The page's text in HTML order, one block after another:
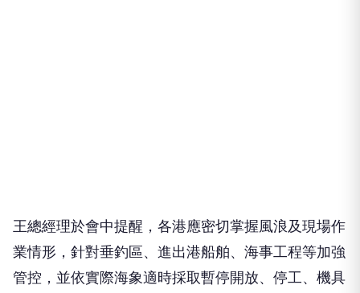
王總經理於會中提醒，各港應密切掌握風浪及現場作
業情形，針對垂釣區、進出港船舶、海事工程等加強
管控，並依實際海象適時採取暫停開放、停工、機具